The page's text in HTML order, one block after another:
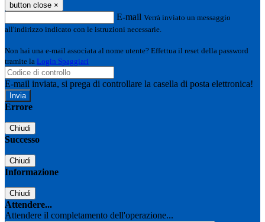
button close ×
E-mail Verrà inviato un messaggio
all'indirizzo indicato con le istruzioni necessarie.
Non hai una e-mail associata al nome utente? Effettua il reset della password
tramite la Login Spaggiari
E-mail inviata, si prega di controllare la casella di posta elettronica!
Errore
Chiudi
Successo
Chiudi
Informazione
Chiudi
Attendere...
Attendere il completamento dell'operazione...